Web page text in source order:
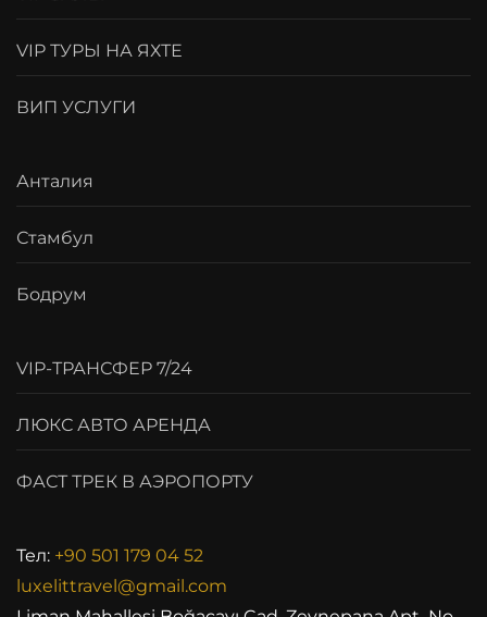
VIP ТУРЫ НА ЯХТЕ
ВИП УСЛУГИ
Анталия
Стамбул
Бодрум
VIP-ТРАНСФЕР 7/24
ЛЮКС АВТО АРЕНДА
ФАСТ ТРЕК В АЭРОПОРТУ
Тел: +90 501 179 04 52
luxelittravel@gmail.com